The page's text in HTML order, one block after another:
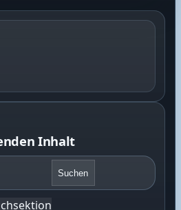
Inhalt
Suchen